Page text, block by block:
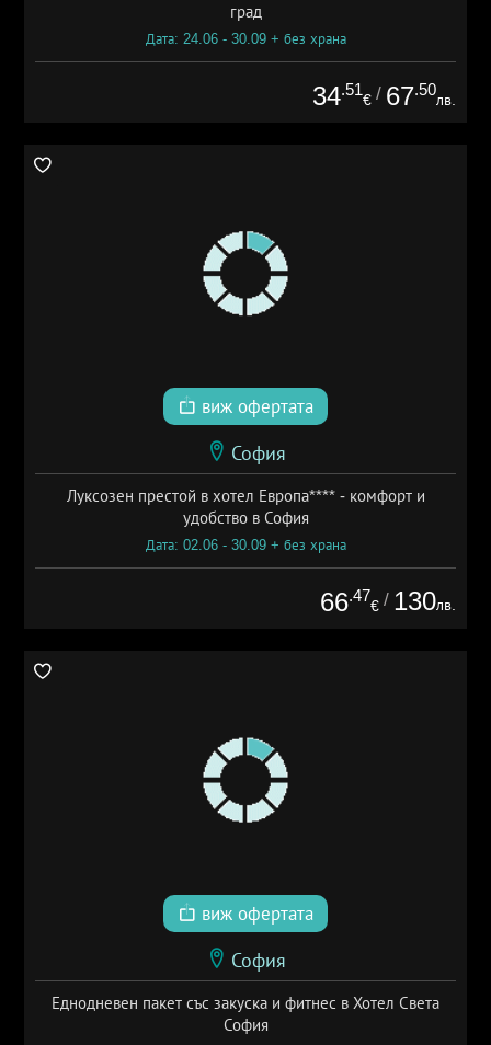
град
Дата: 24.06 - 30.09 + без храна
34.51
€ / 67.50
лв.
виж офертата
София
Луксозен престой в хотел Европа**** - комфорт и
удобство в София
Дата: 02.06 - 30.09 + без храна
66.47
€ / 130лв.
виж офертата
София
Еднодневен пакет със закуска и фитнес в Хотел Света
София